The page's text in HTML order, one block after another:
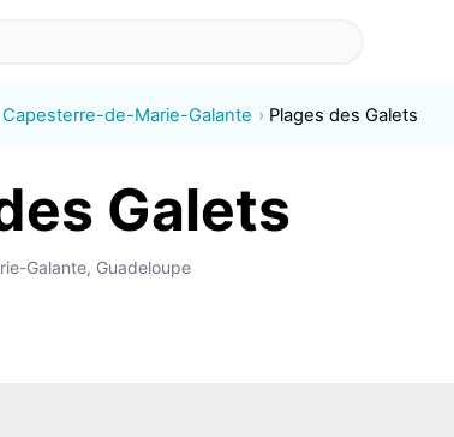
Capesterre-de-Marie-Galante Plages des Galets
Galets
Galante, Guadeloupe